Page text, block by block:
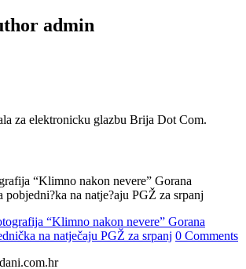
admin
za elektronicku glazbu Brija Dot Com.
“Klimno nakon nevere” Gorana
na natječaju PGŽ za srpanj 0 Comments